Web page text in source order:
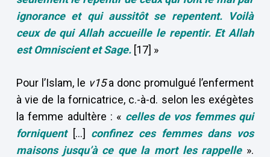
ignorance et qui aussitôt se repentent. Voilà
ceux de qui Allah accueille le repentir. Et Allah
est Omniscient et Sage. [17] »
Pour l’Islam, le v15a donc promulgué l’enferment
à vie de la fornicatrice, c.-à-d. selon les exégètes
la femme adultère : « celles de vos femmes qui
forniquent[…] confinez ces femmes dans vos
maisons jusqu’à ce que la mort les rappelle ».